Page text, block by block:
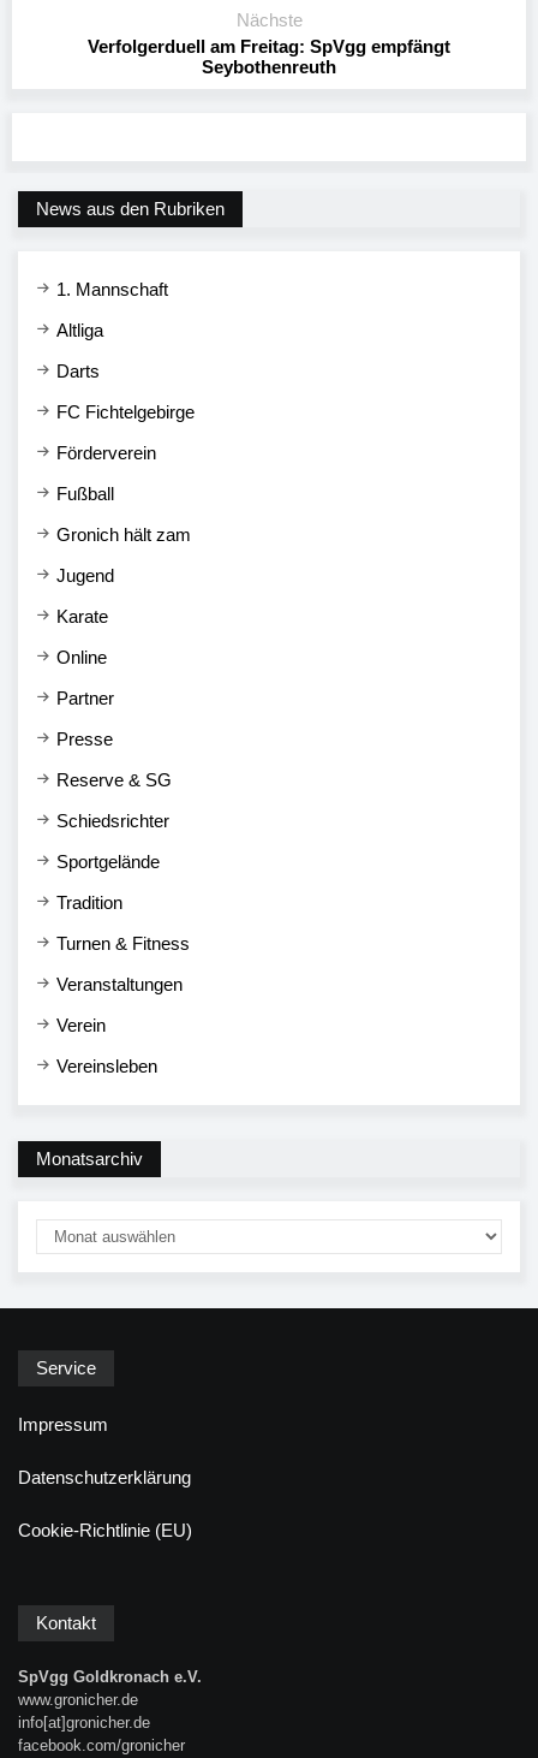
Nächste
Verfolgerduell am Freitag: SpVgg empfängt
Seybothenreuth
News aus den Rubriken
1. Mannschaft
Altliga
Darts
FC Fichtelgebirge
Förderverein
Fußball
Gronich hält zam
Jugend
Karate
Online
Partner
Presse
Reserve & SG
Schiedsrichter
Sportgelände
Tradition
Turnen & Fitness
Veranstaltungen
Verein
Vereinsleben
Monatsarchiv
Service
Impressum
Datenschutzerklärung
Cookie-Richtlinie (EU)
Kontakt
SpVgg Goldkronach e.V.
www.gronicher.de
info[at]gronicher.de
facebook.com/gronicher